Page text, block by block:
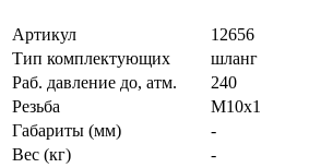
Артикул
12656
Тип комплектующих
шланг
Раб. давление до, атм.
240
Резьба
М10х1
Габариты (мм)
-
Вес (кг)
-